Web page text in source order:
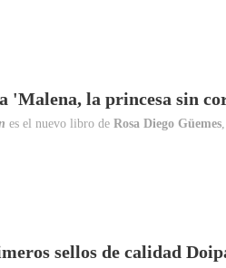
'Malena, la princesa sin
es el nuevo libro de Rosa Diego Güemes
sellos de calidad